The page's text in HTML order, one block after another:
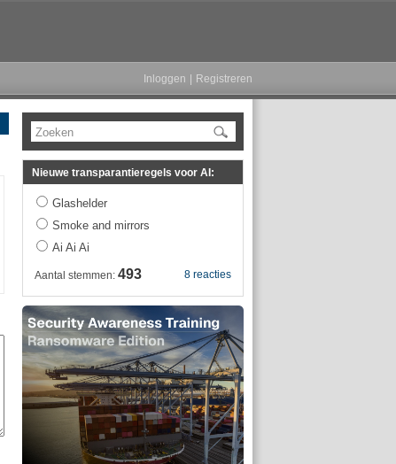
Inloggen Registreren
Zoeken
Nieuwe transparantieregels voor AI:
Glashelder
Smoke and mirrors
Ai Ai Ai
8 reacties
Aantal stemmen: 493